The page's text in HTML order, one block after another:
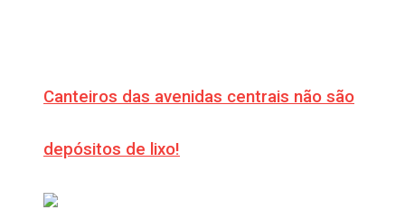
Canteiros das avenidas centrais não são
depósitos de lixo!